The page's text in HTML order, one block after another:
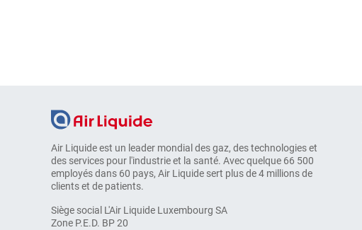
Air Liquide est un leader mondial des gaz, des technologies et
des services pour l'industrie et la santé. Avec quelque 66 500
employés dans 60 pays, Air Liquide sert plus de 4 millions de
clients et de patients.
Siège social L'Air Liquide Luxembourg SA
Zone P.E.D. BP 20